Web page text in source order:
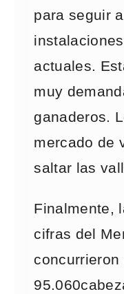
para seguir
actuales.
muy
ganaderos.
mercado de
saltar las
Finalmente,
cifras del
concurrieron